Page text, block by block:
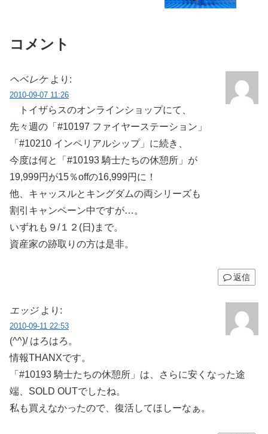
コメント
ヘベレケ より:
2010-09-07 11:26
トイザらスのオンラインショップにて、
先々週の「#10197 ファイヤーステーション」
「#10210 インペリアルシップ」に続き、
今度は何と「#10193 騎士たちの休憩所」が
19,999円が15％offの16,999円に！
他、キャッスルとキングダムの両シリーズも
割引キャンペーン中ですが…。
いずれも９/１２(日)まで。
資産家の跡取りの方は是非。
返信
エッジ より:
2010-09-11 22:53
(^^)/ はろはろ。
情報THANXです。
「#10193 騎士たちの休憩所」は、さらに安くなった途
端、SOLD OUTでしたね。
私も買えなかったので、復活してほしーなぁ。